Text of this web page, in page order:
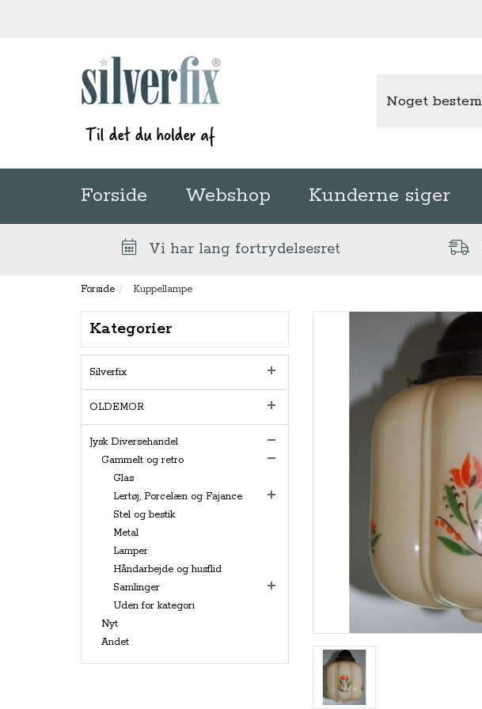
Forside Webshop Kunderne siger
Vi har lang fortrydelsesret
Forside Kuppellampe
Kategorier
Silverfix
OLDEMOR
Jysk Diversehandel
Gammelt og retro
Glas
Lertøj, Porcelæn og Fajance
Stel og bestik
Metal
Lamper
Håndarbejde og husflid
Samlinger
Uden for kategori
Nyt
Andet